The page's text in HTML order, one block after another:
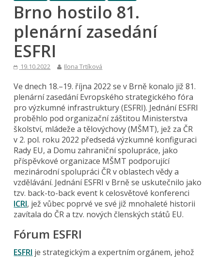
Brno hostilo 81.
plenární zasedání
ESFRI
19.10.2022 Ilona Trtíková
Ve dnech 18.–19. října 2022 se v Brně konalo již 81.
plenární zasedání Evropského strategického fóra
pro výzkumné infrastruktury (ESFRI). Jednání ESFRI
proběhlo pod organizační záštitou Ministerstva
školství, mládeže a tělovýchovy (MŠMT), jež za ČR
v 2. pol. roku 2022 předsedá výzkumné konfiguraci
Rady EU, a Domu zahraniční spolupráce, jako
příspěvkové organizace MŠMT podporující
mezinárodní spolupráci ČR v oblastech vědy a
vzdělávání. Jednání ESFRI v Brně se uskutečnilo jako
tzv. back-to-back event k celosvětové konferenci
ICRI, jež vůbec poprvé ve své již mnohaleté historii
zavítala do ČR a tzv. nových členských států EU.
Fórum ESFRI
ESFRI je strategickým a expertním orgánem, jehož